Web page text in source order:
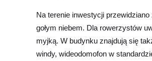
Na terenie inwestycji
gołym niebem. Dla rowerzystów
myjką. W budynku znajdują się
windy, wideodomofon w